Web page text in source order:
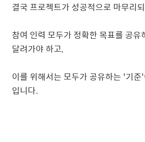
결국 프로젝트가 성공적으로 마무리
참여 인력 모두가 정확한 목표를 공유
달려가야 하고,
이를 위해서는 모두가 공유하는 '기
입니다.